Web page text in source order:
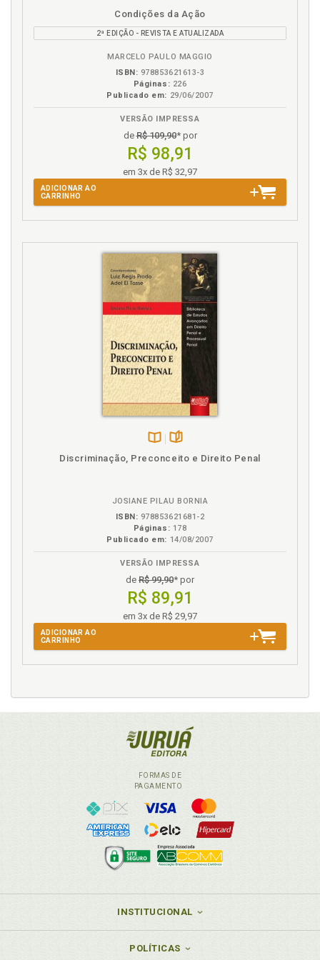
Disponível
B.V.
páginas
Condições da Ação
2ª EDIÇÃO - REVISTA E ATUALIZADA
MARCELO PAULO MAGGIO
ISBN: 978853621613-3
Páginas: 226
Publicado em: 29/06/2007
VERSÃO IMPRESSA
deR$ 109,90* por
R$ 98,91
em 3x de R$ 32,97
ADICIONAR AO
CARRINHO
Discriminação, Preconceito e Direito Penal
JOSIANE PILAU BORNIA
ISBN: 978853621681-2
Páginas: 178
Publicado em: 14/08/2007
VERSÃO IMPRESSA
de R$ 99,90* por
R$ 89,91
em 3x de R$ 29,97
ADICIONAR AO
CARRINHO
FORMAS DE
PAGAMENTO
INSTITUCIONAL
POLÍTICAS